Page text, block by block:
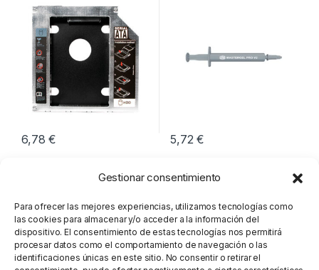
Gestionar consentimiento
Para ofrecer las mejores experiencias, utilizamos tecnologías como
las cookies para almacenar y/o acceder a la información del
dispositivo. El consentimiento de estas tecnologías nos permitirá
procesar datos como el comportamiento de navegación o las
identificaciones únicas en este sitio. No consentir o retirar el
6,78€ 5,72€